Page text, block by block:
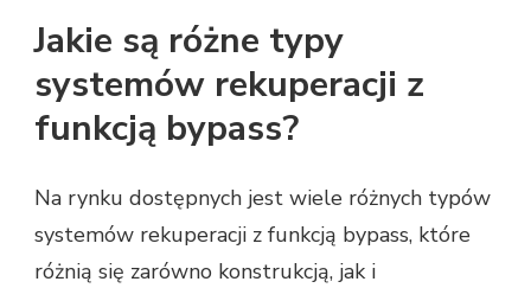
Jakie są różne typy
systemów rekuperacji z
funkcją bypass?
Na rynku dostępnych jest wiele różnych typów
systemów rekuperacji z funkcją bypass, które
różnią się zarówno konstrukcją, jak i